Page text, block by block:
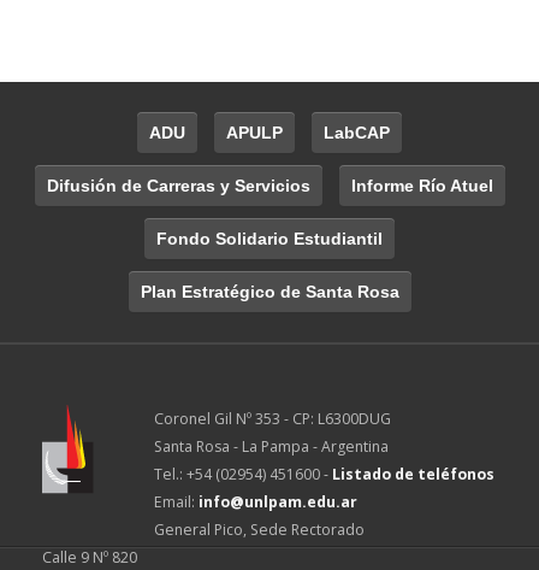
ADU APULP LabCAP
Difusión de Carreras y Servicios Informe Río Atuel
Fondo Solidario Estudiantil
Plan Estratégico de Santa Rosa
Coronel Gil Nº 353 - CP: L6300DUG
Santa Rosa - La Pampa - Argentina
Tel.: +54 (02954) 451600 - Listado de teléfonos
Email: info@unlpam.edu.ar
General Pico, Sede Rectorado
Calle 9 Nº 820